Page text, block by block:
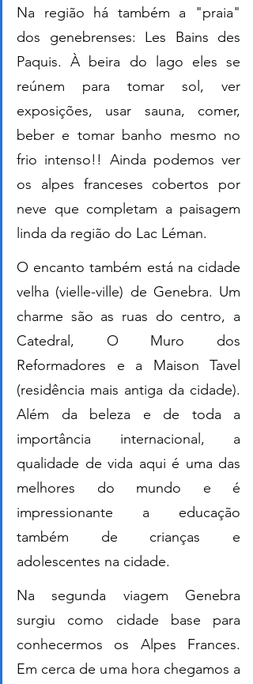
Na região há também a "praia"
dos genebrenses: Les Bains des
Paquis. À beira do lago eles se
reúnem para tomar sol, ver
exposições, usar sauna, comer,
beber e tomar banho mesmo no
frio intenso!! Ainda podemos ver
os alpes franceses cobertos por
neve que completam a paisagem
linda da região do Lac Léman.
O encanto também está na cidade
velha (vielle-ville) de Genebra. Um
charme são as ruas do centro, a
Catedral, O Muro dos
Reformadores e a Maison Tavel
(residência mais antiga da cidade).
Além da beleza e de toda a
importância internacional, a
qualidade de vida aqui é uma das
melhores do mundo e é
impressionante a educação
também de crianças e
adolescentes na cidade.
Na segunda viagem Genebra
surgiu como cidade base para
conhecermos os Alpes Frances.
Em cerca de uma hora chegamos a